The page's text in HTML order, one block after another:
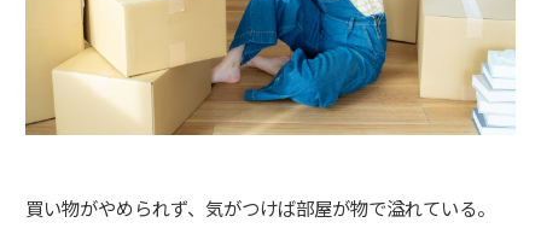
買い物がやめられず、気がつけば部屋が物で溢れている。